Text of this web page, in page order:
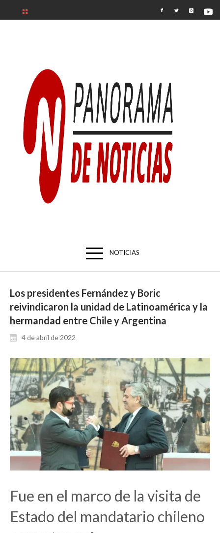
NOTICIAS
Los presidentes Fernández y Boric
reivindicaron la unidad de Latinoamérica y la
hermandad entre Chile y Argentina
4 de abril de 2022
Fue en el marco de la visita de
Estado del mandatario chileno